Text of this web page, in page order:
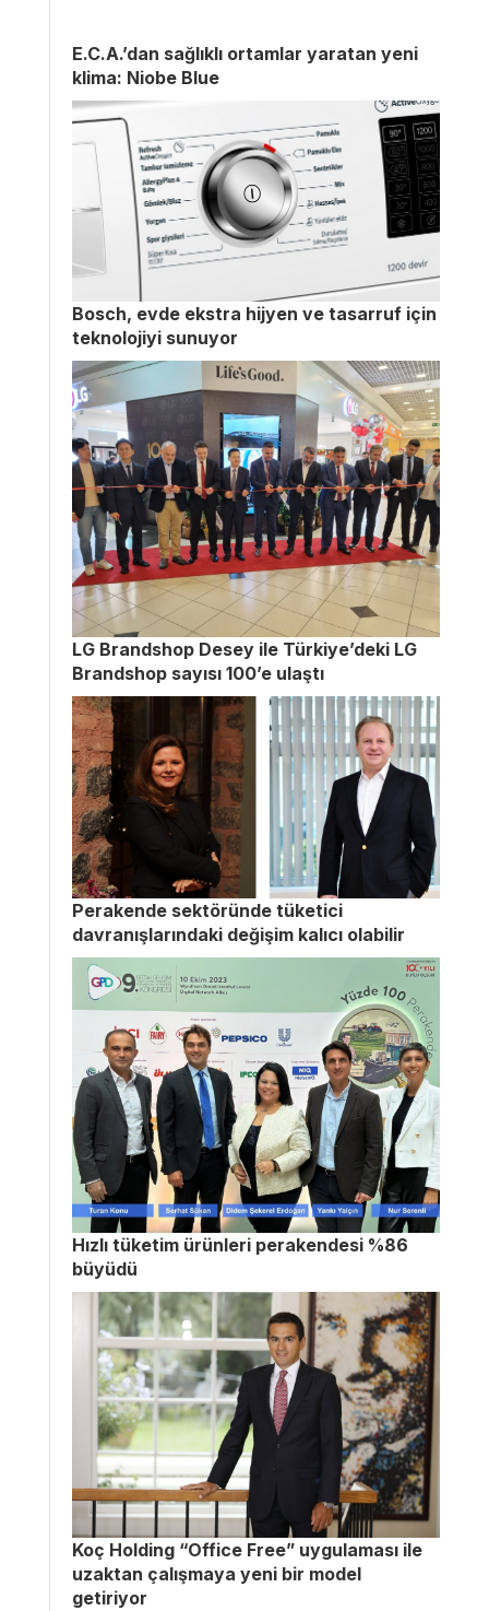
E.C.A.’dan sağlıklı ortamlar yaratan yeni
klima: Niobe Blue
Bosch, evde ekstra hijyen ve tasarruf için
teknolojiyi sunuyor
LG Brandshop Desey ile Türkiye’deki LG
Brandshop sayısı 100’e ulaştı
Perakende sektöründe tüketici
davranışlarındaki değişim kalıcı olabilir
Hızlı tüketim ürünleri perakendesi %86
büyüdü
Koç Holding “Office Free” uygulaması ile
uzaktan çalışmaya yeni bir model
getiriyor